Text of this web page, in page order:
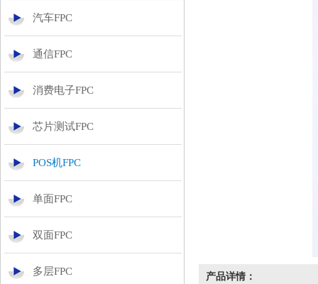
汽车FPC
通信FPC
消费电子FPC
芯片测试FPC
POS机FPC
单面FPC
双面FPC
多层FPC 产品详情：